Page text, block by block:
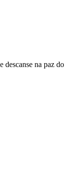
descanse na paz do